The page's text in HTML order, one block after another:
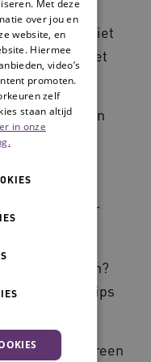
wat je
namelijk niet
personen. Het
mist.
je hebt mensen
: je twijfelt over
te ervaren?
voor tips
niet voor iedereen
Met deze
over jou en
website, en
Hiermee
video’s
promoten.
zelf
staan altijd
in onze